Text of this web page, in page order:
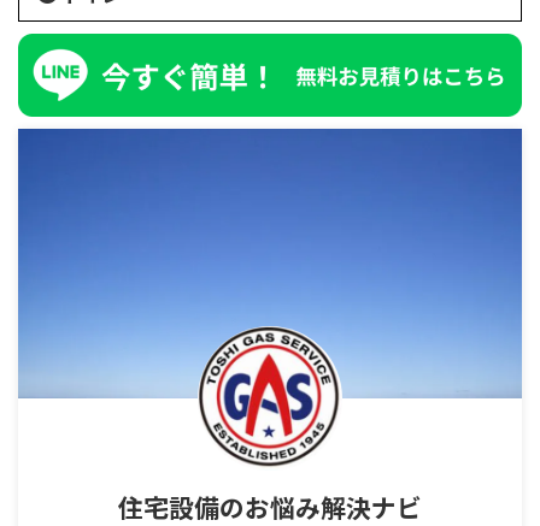
住宅設備のお悩み解決ナビ